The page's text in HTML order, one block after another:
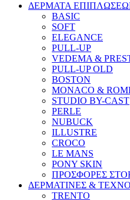
ΔΕΡΜΑΤΑ
BASIC
SOFT
ELEGANCE
PULL-UP
VEDEMA &
PULL-UP OLD
BOSTON
MONACO &
STUDIO BY-CAST
PERLE
NUBUCK
ILLUSTRE
CROCO
LE MANS
PONY SKIN
ΠΡΟΣΦΟΡΕΣ
ΔΕΡΜΑΤΙΝΕΣ &
TRENTO